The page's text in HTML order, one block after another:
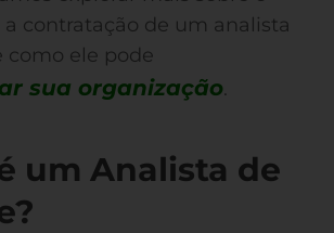
contratação de um analista
como ele pode
sua organização.
um Analista de